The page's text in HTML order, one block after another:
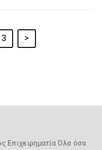
3 >
Επιχειρηματία Όλα όσα